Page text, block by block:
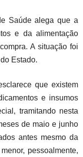
Saúde alega que a
e da alimentação
A situação foi
Estado.
que existem
e insumos
tramitando nesta
de maio e junho
antes mesmo da
pessoalmente,